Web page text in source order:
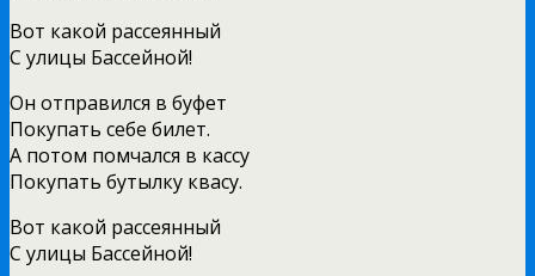
Вот какой рассеянный
С улицы Бассейной!
Он отправился в буфет
Покупать себе билет.
А потом помчался в кассу
Покупать бутылку квасу.
Вот какой рассеянный
С улицы Бассейной!